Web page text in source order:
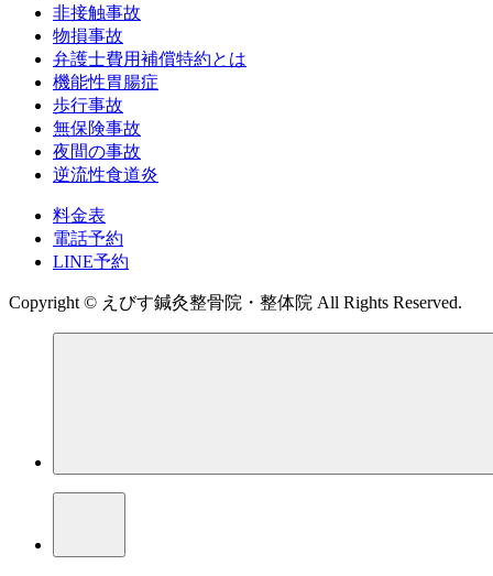
非接触事故
物損事故
弁護士費用補償特約とは
機能性胃腸症
歩行事故
無保険事故
夜間の事故
逆流性食道炎
料金表
電話予約
LINE予約
Copyright © えびす鍼灸整骨院・整体院 All Rights Reserved.